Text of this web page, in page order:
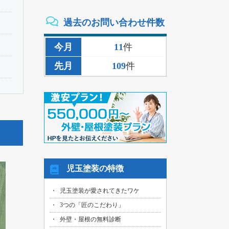
三重県いなべ市のお客様より、外壁その
頂きました！
2026/08/02
名古屋市名東区のお客様より、雨漏り補
修工事の御見積依頼を頂きました！
2026/08/01
名古屋市千種区のお客様より、外壁その
他塗装工事の御見積依頼を頂きました！
2026/08/01
名古屋市中川区のお客様より、雨漏れ修
2026/08/01
名古屋市名東区のお客様より、換気ファ
2026/08/01
名古屋市東区のお客様より、外壁その他
塗装工事の御見積依頼を頂きました！
過去のお問い合わせ件数
今月 11件
先月
109件
児玉塗装の特徴
児玉塗装が愛されてきたワケ
3つの「匠のこだわり」
外壁・屋根の無料診断